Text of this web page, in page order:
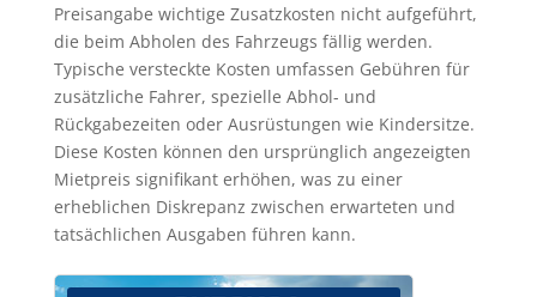
Preisangabe wichtige Zusatzkosten nicht aufgeführt,
die beim Abholen des Fahrzeugs fällig werden.
Typische versteckte Kosten umfassen Gebühren für
zusätzliche Fahrer, spezielle Abhol- und
Rückgabezeiten oder Ausrüstungen wie Kindersitze.
Diese Kosten können den ursprünglich angezeigten
Mietpreis signifikant erhöhen, was zu einer
erheblichen Diskrepanz zwischen erwarteten und
tatsächlichen Ausgaben führen kann.